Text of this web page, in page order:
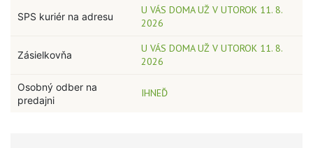
SPS kuriér na adresu
U VÁS DOMA UŽ V UTOROK 11. 8.
2026
Zásielkovňa
U VÁS DOMA UŽ V UTOROK 11. 8.
2026
Osobný odber na
predajni
IHNEĎ